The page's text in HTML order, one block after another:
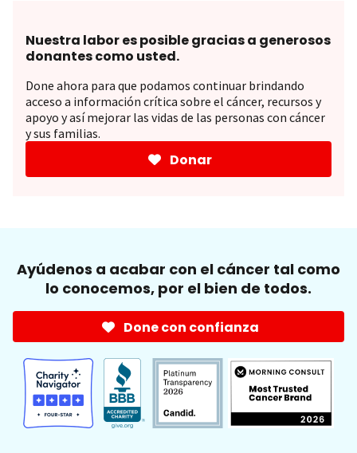
Nuestra labor es posible gracias a generosos
donantes como usted.
Done ahora para que podamos continuar brindando
acceso a información crítica sobre el cáncer, recursos y
apoyo y así mejorar las vidas de las personas con cáncer
y sus familias.
Donar
Ayúdenos a acabar con el cáncer tal como
lo conocemos, por el bien de todos.
Done con confianza